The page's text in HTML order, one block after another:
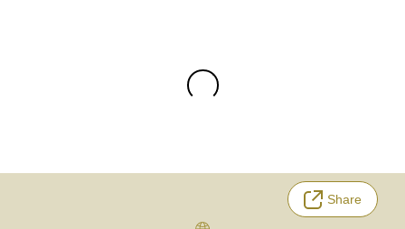
Share